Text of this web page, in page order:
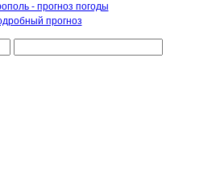
- прогноз погоды
прогноз